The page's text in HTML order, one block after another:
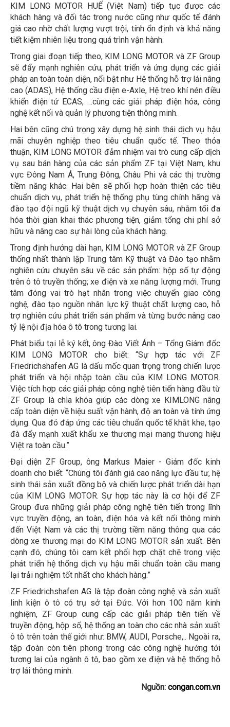
KIM LONG MOTOR HUẾ (Việt Nam) tiếp tục được các
khách hàng và đối tác trong nước cũng như quốc tế đánh
giá cao nhờ chất lượng vượt trội, tính ổn định và khả năng
tiết kiệm nhiên liệu trong quá trình vận hành.
Trong giai đoạn tiếp theo, KIM LONG MOTOR và ZF Group
sẽ đẩy mạnh nghiên cứu, phát triển và ứng dụng các giải
pháp an toàn toàn diện, nổi bật như Hệ thống hỗ trợ lái nâng
cao (ADAS), Hệ thống cầu điện e-Axle, Hệ treo khí nén điều
khiển điện tử ECAS, …cùng các giải pháp điện hóa, công
nghệ kết nối và quản lý phương tiện thông minh.
Hai bên cũng chú trọng xây dựng hệ sinh thái dịch vụ hậu
mãi chuyên nghiệp theo tiêu chuẩn quốc tế. Theo thỏa
thuận, KIM LONG MOTOR đảm nhiệm vai trò cung cấp dịch
vụ sau bán hàng của các sản phẩm ZF tại Việt Nam, khu
vực Đông Nam Á, Trung Đông, Châu Phi và các thị trường
tiềm năng khác. Hai bên sẽ phối hợp hoàn thiện các tiêu
chuẩn dịch vụ, phát triển hệ thống phụ tùng chính hãng và
đào tạo đội ngũ kỹ thuật dịch vụ chuyên sâu, nhằm tối đa
hóa thời gian khai thác phương tiện, giảm tổng chi phí sở
hữu và nâng cao sự hài lòng của khách hàng.
Trong định hướng dài hạn, KIM LONG MOTOR và ZF Group
thống nhất thành lập Trung tâm Kỹ thuật và Đào tạo nhằm
nghiên cứu chuyên sâu về các sản phẩm: hộp số tự động
trên ô tô truyền thống; xe điện và xe năng lượng mới. Trung
tâm đóng vai trò hạt nhân trong việc chuyển giao công
nghệ, đào tạo nguồn nhân lực kỹ thuật chất lượng cao, hỗ
trợ nghiên cứu phát triển sản phẩm và từng bước nâng cao
tỷ lệ nội địa hóa ô tô trong tương lai.
Phát biểu tại lễ ký kết, ông Đào Viết Ánh – Tổng Giám đốc
KIM LONG MOTOR cho biết: “Sự hợp tác với ZF
Friedrichshafen AG là dấu mốc quan trọng trong chiến lược
phát triển và hội nhập toàn cầu của KIM LONG MOTOR.
Việc tích hợp các giải pháp công nghệ tiên tiến hàng đầu từ
ZF Group là chìa khóa giúp các dòng xe KIMLONG nâng
cấp toàn diện về hiệu suất vận hành, độ an toàn và tính ứng
dụng. Qua đó đáp ứng các tiêu chuẩn quốc tế khắt khe, tạo
đà đẩy mạnh xuất khẩu xe thương mại mang thương hiệu
Việt ra toàn cầu.”
Đại diện ZF Group, ông Markus Maier - Giám đốc kinh
doanh cho biết: “Chúng tôi đánh giá cao năng lực đầu tư, hệ
sinh thái sản xuất đồng bộ và chiến lược phát triển dài hạn
của KIM LONG MOTOR. Sự hợp tác này là cơ hội để ZF
Group đưa những giải pháp công nghệ tiên tiến trong lĩnh
vực truyền động, an toàn, điện hóa và kết nối thông minh
đến Việt Nam và các thị trường tiềm năng thông qua các
dòng xe thương mại do KIM LONG MOTOR sản xuất. Bên
cạnh đó, chúng tôi cam kết phối hợp chặt chẽ trong việc
phát triển hệ thống dịch vụ hậu mãi chuẩn toàn cầu mang
lại trải nghiệm tốt nhất cho khách hàng.”
ZF Friedrichshafen AG là tập đoàn công nghệ và sản xuất
linh kiện ô tô có trụ sở tại Đức. Với hơn 100 năm kinh
nghiệm, ZF Group cung cấp các giải pháp tiên tiến về
truyền động, hộp số, hệ thống an toàn cho các nhà sản xuất
ô tô trên toàn thế giới như: BMW, AUDI, Porsche,.. Ngoài ra,
tập đoàn còn tiên phong trong các công nghệ hướng tới
tương lai của ngành ô tô, bao gồm xe điện và hệ thống hỗ
trợ lái thông minh.
Nguồn:congan.com.vn